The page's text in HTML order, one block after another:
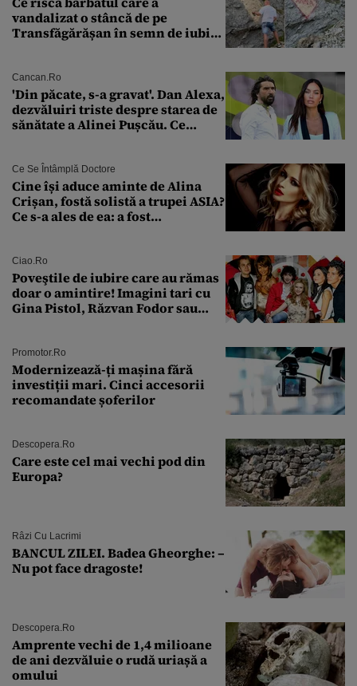
vandalizat o stâncă de pe
Transfăgărășan în semn de iubire
Cancan.ro
'Din păcate, s-a gravat'. Dan Alexa,
dezvăluiri triste despre starea de
sănătate a Alinei Pușcău. Ce
Ce Se Întâmplă Doctore
Cine își aduce aminte de Alina
Crișan, fostă solistă a trupei ASIA?
Ce s-a ales de ea: a fost
Ciao.ro
Poveştile de iubire care au rămas
doar o amintire! Imagini tari cu
Gina Pistol, Răzvan Fodor sau
Promotor.ro
Modernizează-ți mașina fără
investiții mari. Cinci accesorii
recomandate șoferilor
Descopera.ro
Care este cel mai vechi pod din
Europa?
Râzi Cu Lacrimi
BANCUL ZILEI. Badea Gheorghe: –
Nu pot face dragoste!
Descopera.ro
Amprente vechi de 1,4 milioane
de ani dezvăluie o rudă uriașă a
omului